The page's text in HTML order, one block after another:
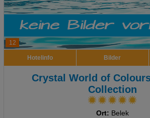
12
Hotelinfo Bilder
Crystal World of
Collection
Ort: Belek